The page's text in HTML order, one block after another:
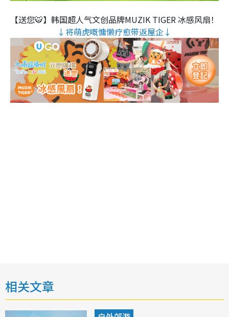
【送您🐯】韩国超人气文创品牌MUZIK TIGER 冰感风扇！
↓将萌虎嘅慵懒疗愈带返屋企↓
相关文章